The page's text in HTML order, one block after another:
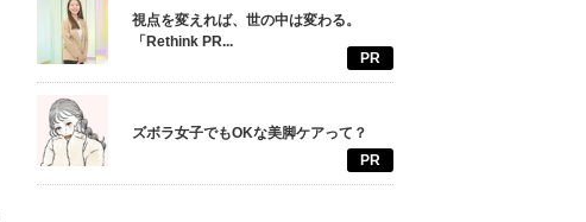
視点を変えれば、世の中は変わる。
「Rethink PR...
PR
ズボラ女子でもOKな美脚ケアって？
PR